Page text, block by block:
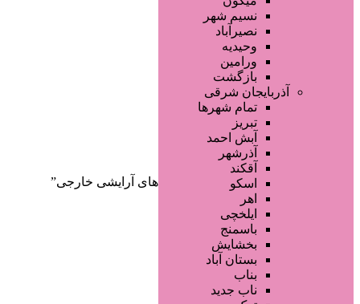
نسیم شهر
نصیرآباد
وحیدیه
ورامین
بازگشت
آذربایجان شرقی
تمام شهر‌ها
تبریز
آبش احمد
آذرشهر
آقکند
اسکو
اهر
ایلخچی
باسمنج
بخشایش
بستان آباد
بناب
ناب جدید
لیست سایتهای تبلیغاتی
دسته‌بندی‌ها
/ محصولات برچسب خورده “برندهای آرایشی خارجی”